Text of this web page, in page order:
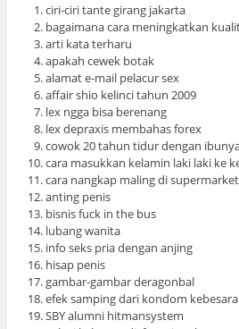
ciri-ciri tante girang jakarta
bagaimana cara meningkatkan
arti kata terharu
apakah cewek botak
alamat e-mail pelacur sex
affair shio kelinci tahun 2009
lex ngga bisa berenang
lex depraxis membahas forex
cowok 20 tahun tidur dengan
cara masukkan kelamin laki laki ke
cara nangkap maling di supermarket
anting penis
bisnis fuck in the bus
lubang wanita
info seks pria dengan anjing
hisap penis
gambar-gambar deragonbal
efek samping dari kondom
SBY alumni hitmansystem